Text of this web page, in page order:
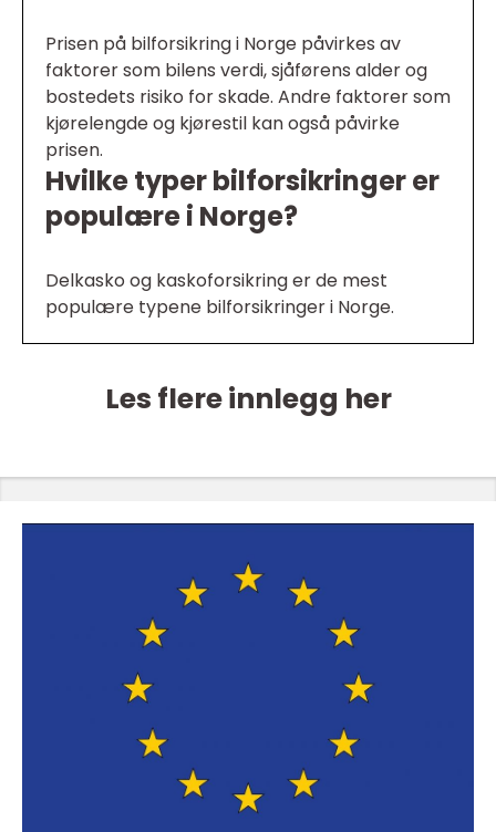
Prisen på bilforsikring i Norge påvirkes av
faktorer som bilens verdi, sjåførens alder og
bostedets risiko for skade. Andre faktorer som
kjørelengde og kjørestil kan også påvirke
prisen.
Hvilke typer bilforsikringer er
populære i Norge?
Delkasko og kaskoforsikring er de mest
populære typene bilforsikringer i Norge.
Les flere innlegg her